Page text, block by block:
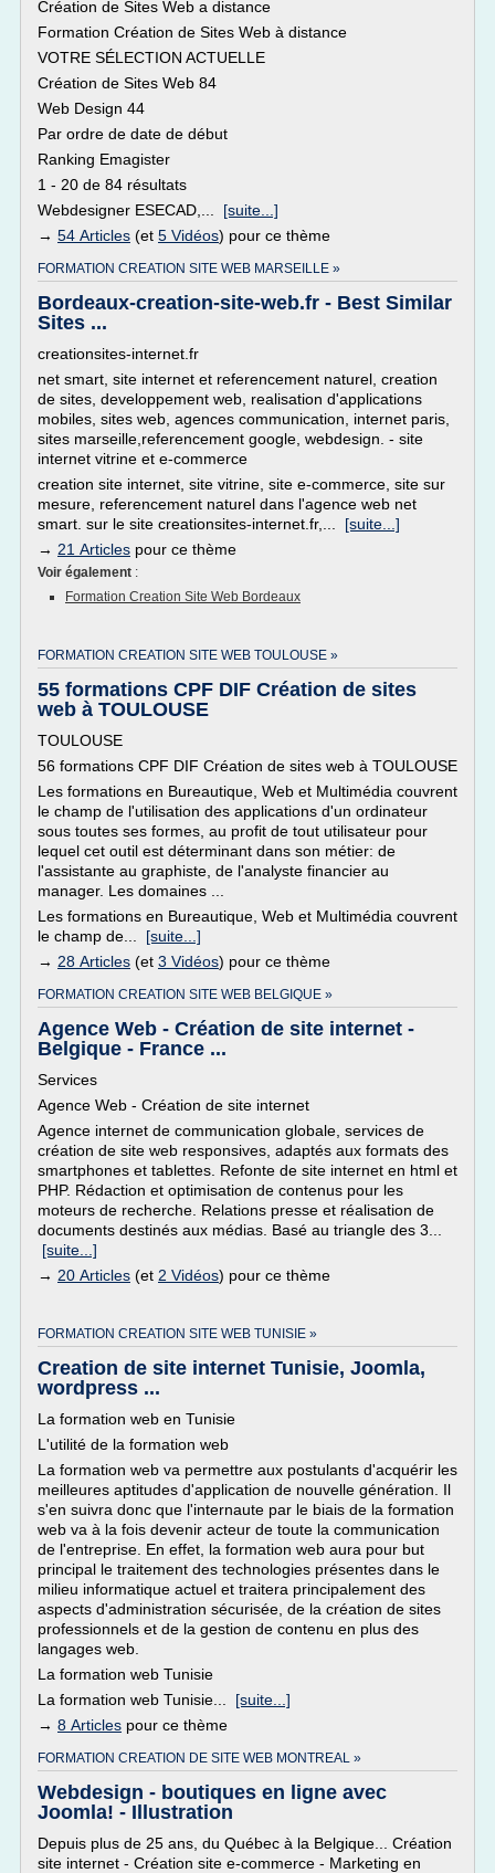
Création de Sites Web a distance
Formation Création de Sites Web à distance
VOTRE SÉLECTION ACTUELLE
Création de Sites Web 84
Web Design 44
Par ordre de date de début
Ranking Emagister
1 - 20 de 84 résultats
Webdesigner ESECAD,... [suite...]
→ 54 Articles (et 5 Vidéos) pour ce thème
FORMATION CREATION SITE WEB MARSEILLE »
Bordeaux-creation-site-web.fr - Best Similar
Sites ...
creationsites-internet.fr
net smart, site internet et referencement naturel, creation
de sites, developpement web, realisation d'applications
mobiles, sites web, agences communication, internet paris,
sites marseille,referencement google, webdesign. - site
internet vitrine et e-commerce
creation site internet, site vitrine, site e-commerce, site sur
mesure, referencement naturel dans l'agence web net
smart. sur le site creationsites-internet.fr,... [suite...]
→ 21 Articles pour ce thème
Voir également :
Formation Creation Site Web Bordeaux
FORMATION CREATION SITE WEB TOULOUSE »
55 formations CPF DIF Création de sites
web à TOULOUSE
TOULOUSE
56 formations CPF DIF Création de sites web à TOULOUSE
Les formations en Bureautique, Web et Multimédia couvrent
le champ de l'utilisation des applications d'un ordinateur
sous toutes ses formes, au profit de tout utilisateur pour
lequel cet outil est déterminant dans son métier: de
l'assistante au graphiste, de l'analyste financier au
manager. Les domaines ...
Les formations en Bureautique, Web et Multimédia couvrent
le champ de... [suite...]
→ 28 Articles (et 3 Vidéos) pour ce thème
FORMATION CREATION SITE WEB BELGIQUE »
Agence Web - Création de site internet -
Belgique - France ...
Services
Agence Web - Création de site internet
Agence internet de communication globale, services de
création de site web responsives, adaptés aux formats des
smartphones et tablettes. Refonte de site internet en html et
PHP. Rédaction et optimisation de contenus pour les
moteurs de recherche. Relations presse et réalisation de
documents destinés aux médias. Basé au triangle des 3...
[suite...]
→ 20 Articles (et 2 Vidéos) pour ce thème
FORMATION CREATION SITE WEB TUNISIE »
Creation de site internet Tunisie, Joomla,
wordpress ...
La formation web en Tunisie
L'utilité de la formation web
La formation web va permettre aux postulants d'acquérir les
meilleures aptitudes d'application de nouvelle génération. Il
s'en suivra donc que l'internaute par le biais de la formation
web va à la fois devenir acteur de toute la communication
de l'entreprise. En effet, la formation web aura pour but
principal le traitement des technologies présentes dans le
milieu informatique actuel et traitera principalement des
aspects d'administration sécurisée, de la création de sites
professionnels et de la gestion de contenu en plus des
langages web.
La formation web Tunisie
La formation web Tunisie... [suite...]
→ 8 Articles pour ce thème
FORMATION CREATION DE SITE WEB MONTREAL »
Webdesign - boutiques en ligne avec
Joomla! - Illustration
Depuis plus de 25 ans, du Québec à la Belgique... Création
site internet - Création site e-commerce - Marketing en